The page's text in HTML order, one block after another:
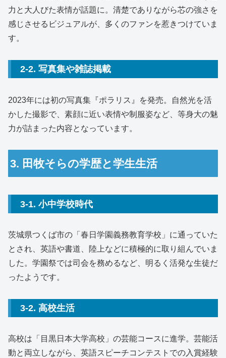
力と大人びた表情が話題に。清楚でありながら芯の強さを
感じさせるビジュアルが、多くのファンを惹きつけていま
す。
2-2. 写真集や雑誌掲載
2023年には初の写真集『ポラリス』を発売。自然光を活
かした撮影で、素顔に近い表情や制服姿など、等身大の魅
力が詰まった内容となっています。
3. 田牧そらの学歴と学生生活
3-1. 小中学校時代
茨城県つくば市の「春日学園義務教育学校」に通っていた
とされ、英語や書道、陸上などに積極的に取り組んでいま
した。学園祭では司会を務めるなど、明るく活発な生徒だ
ったようです。
3-2. 高校生活
高校は「目黒日本大学高校」の芸能コースに進学。芸能活
動と両立しながら、英語スピーチコンテストでの入賞経験